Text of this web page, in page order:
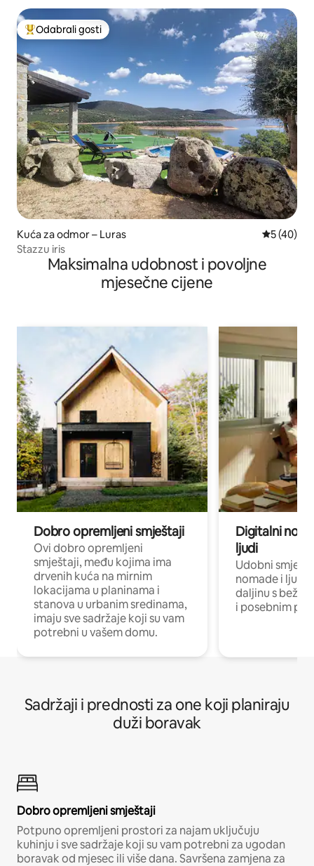
Među najviše rangiranima s oznakom „Odabrali gosti”
Odabrali gosti
Kuća za odmor – Luras Prosječna
5 (40)
Stazzu iris
Maksimalna udobnost i povoljne
mjesečne cijene
Dobro opremljeni smještaji
Ovi dobro opremljeni
smještaji, među kojima ima
drvenih kuća na mirnim
lokacijama u planinama i
stanova u urbanim sredinama,
imaju sve sadržaje koji su vam
potrebni u vašem domu.
Digitalni
ljudi
Udobni
nomade i ljude
daljinu s
i posebnim
Sadržaji i prednosti za one koji planiraju
duži boravak
Dobro opremljeni smještaji
Potpuno opremljeni prostori za najam uključuju
kuhinju i sve sadržaje koji su vam potrebni za ugodan
boravak od mjesec ili više dana. Savršena zamjena za